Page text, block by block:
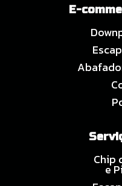
E-
Chip
e